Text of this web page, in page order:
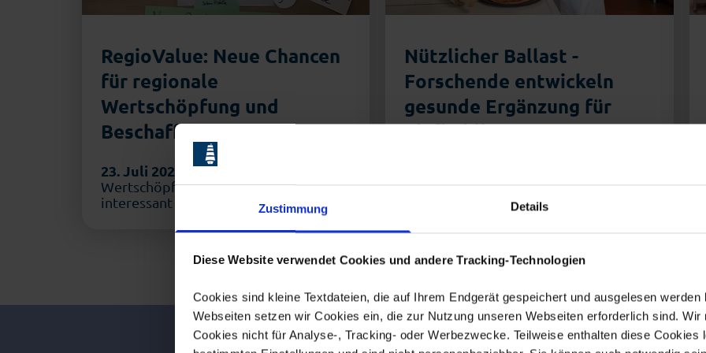
Zustimmung Details
Diese Website verwendet Cookies und andere Tracking-Technologien
Cookies sind kleine Textdateien, die auf Ihrem Endgerät gespeichert und ausgelesen werden
Webseiten setzen wir Cookies ein, die zur Nutzung unseren Webseiten erforderlich sind.
Cookies nicht für Analyse-, Tracking- oder Werbezwecke. Teilweise enthalten diese Cookies
RegioValue: Neue Chancen
für regionale
Wertschöpfung und
Beschaffung
23. Juli 2026
Warum regionale
Wertschöpfung für Unternehmen
interessant wird
Nützlicher Ballast -
Forschende entwickeln
gesunde Ergänzung für
Tiefkühlkost
lecker. Doch Tiefkühlkost ist nicht
immer gesund. Ballaststoffe können